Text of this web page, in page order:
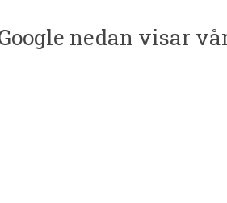
nedan visar